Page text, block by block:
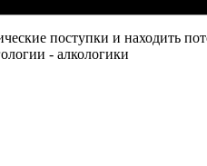
поступки и находить
- алкологики